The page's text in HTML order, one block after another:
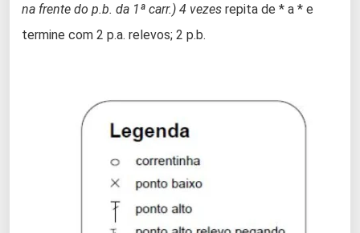
na frente do p.b. da 1ª carr.) 4 vezes repita de * a * e
termine com 2 p.a. relevos; 2 p.b.